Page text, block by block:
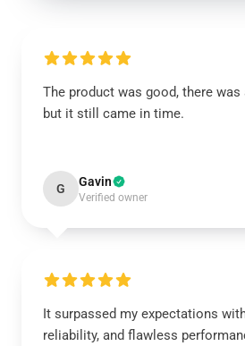
The product was good, there was
but it still came in time.
G Gavin
Verified owner
It surpassed my expectations
reliability, and flawless